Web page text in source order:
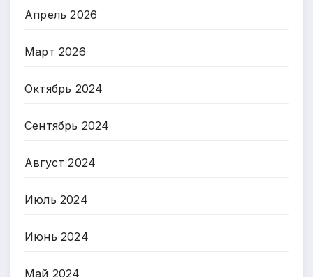
Апрель 2026
Март 2026
Октябрь 2024
Сентябрь 2024
Август 2024
Июль 2024
Июнь 2024
Май 2024